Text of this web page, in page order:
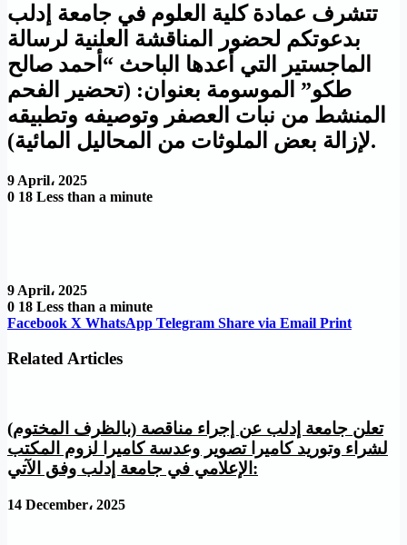
تتشرف عمادة كلية العلوم في جامعة إدلب
بدعوتكم لحضور المناقشة العلنية لرسالة
الماجستير التي أعدها الباحث “أحمد صالح
طكو” الموسومة بعنوان: (تحضير الفحم
المنشط من نبات العصفر وتوصيفه وتطبيقه
لإزالة بعض الملوثات من المحاليل المائية).
9 April، 2025
0 18 Less than a minute
9 April، 2025
0 18 Less than a minute
Facebook X WhatsApp Telegram Share via Email Print
Related Articles
تعلن جامعة إدلب عن إجراء مناقصة (بالظرف المختوم)
لشراء وتوريد كاميرا تصوير وعدسة كاميرا لزوم المكتب
الإعلامي في جامعة إدلب وفق الآتي:
14 December، 2025